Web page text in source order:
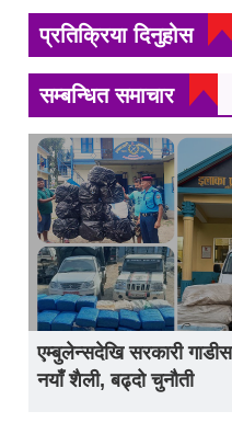
प्रतिक्रिया दिनुहोस
सम्बन्धित समाचार
एम्बुलेन्सदेखि सरकारी
नयाँ शैली, बढ्दो चुनौती